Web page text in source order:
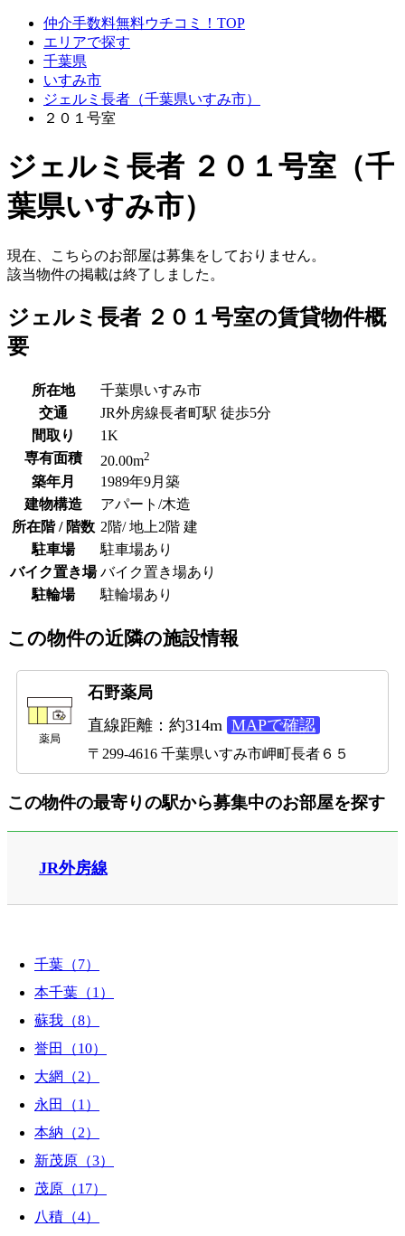
仲介手数料無料ウチコミ！TOP
エリアで探す
千葉県
いすみ市
ジェルミ長者（千葉県いすみ市）
２０１号室
ジェルミ長者 ２０１号室（千
葉県いすみ市）
現在、こちらのお部屋は募集をしておりません。
該当物件の掲載は終了しました。
ジェルミ長者 ２０１号室の賃貸物件概
要
所在地
千葉県いすみ市
交通
JR外房線長者町駅 徒歩5分
間取り
1K
専有面積
20.00m2
築年月
1989年9月築
建物構造
アパート/木造
所在階 / 階数 2階/ 地上2階 建
駐車場
駐車場あり
バイク置き場 バイク置き場あり
駐輪場
駐輪場あり
この物件の近隣の施設情報
薬局
石野薬局
直線距離：約314m MAPで確認
〒299-4616 千葉県いすみ市岬町長者６５
この物件の最寄りの駅から募集中のお部屋を探す
JR外房線
千葉（7）
本千葉（1）
蘇我（8）
誉田（10）
大網（2）
永田（1）
本納（2）
新茂原（3）
茂原（17）
八積（4）